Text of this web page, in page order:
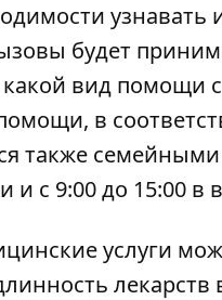
будет
вид помощи
в
также
и с 9:00 до 15:00
услуги
лекарств